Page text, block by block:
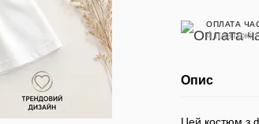
ОПЛАТА
4 платежі
Опис